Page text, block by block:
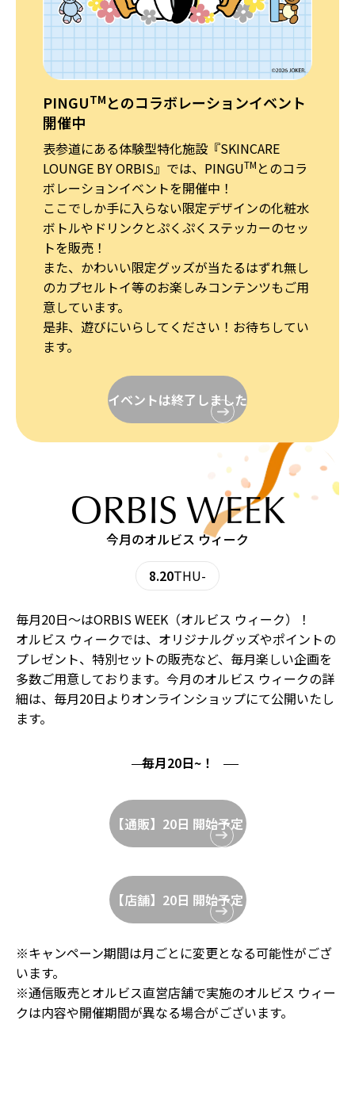
PINGUTM とのコラボレーションイベント
開催中
表参道にある体験型特化施設『SKINCARE
LOUNGE BY ORBIS』では、PINGUTM とのコラ
ボレーションイベントを開催中！
ここでしか手に入らない限定デザインの化粧水
ボトルやドリンクとぷくぷくステッカーのセッ
トを販売！
また、かわいい限定グッズが当たるはずれ無し
のカプセルトイ等のお楽しみコンテンツもご用
意しています。
是非、遊びにいらしてください！お待ちしてい
ます。
イベントは終了しました
今月のオルビス ウィーク
ORBIS WEEK
8.20THU-
毎月20日〜はORBIS WEEK（オルビス ウィーク）！
オルビス ウィークでは、オリジナルグッズやポイントの
プレゼント、特別セットの販売など、毎月楽しい企画を
多数ご用意しております。今月のオルビス ウィークの詳
細は、毎月20日よりオンラインショップにて公開いたし
ます。
毎月20日~！
【通販】20日 開始予定
【店舗】20日 開始予定
※キャンペーン期間は月ごとに変更となる可能性がござ
います。
※通信販売とオルビス直営店舗で実施のオルビス ウィー
クは内容や開催期間が異なる場合がございます。